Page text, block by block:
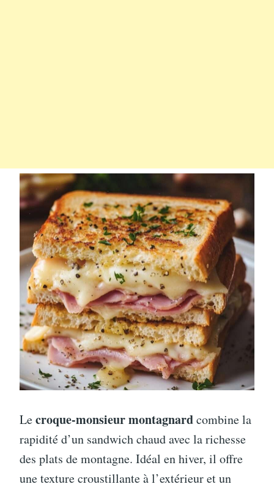
Lecroque-monsieur montagnardcombine la
rapidité d’un sandwich chaud avec la richesse
des plats de montagne. Idéal en hiver, il offre
une texture croustillante à l’extérieur et un